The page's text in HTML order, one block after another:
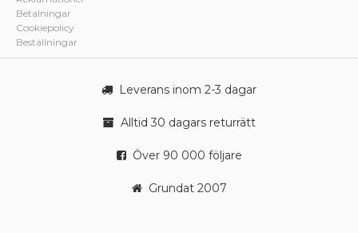
Betalningar
Cookiepolicy
Beställningar
Leverans inom 2-3 dagar
Alltid 30 dagars returrätt
Över 90 000 följare
Grundat 2007